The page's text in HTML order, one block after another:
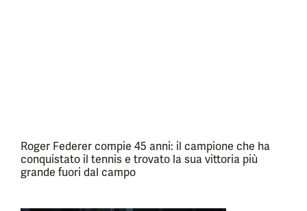
Roger Federer compie 45 anni: il campione che ha
conquistato il tennis e trovato la sua vittoria più
grande fuori dal campo